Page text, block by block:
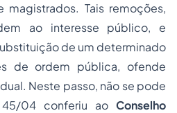
magistrados. Tais remoções,
ao interesse público, e
de um determinado
de ordem pública, ofende
Neste passo, não se pode
04 conferiu ao Conselho